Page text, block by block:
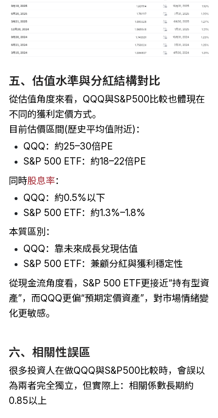
五、估值水準與分紅結構對比
從估值角度來看，QQQ與S&P500比較也體現在
不同的獲利定價方式。
目前估價區間(歷史平均值附近)：
QQQ：約25–30倍PE
S&P 500 ETF：約18–22倍PE
同時股息率：
QQQ：約0.5%以下
S&P 500 ETF：約1.3%–1.8%
本質區別：
QQQ：靠未來成長兌現估值
S&P 500 ETF：兼顧分紅與獲利穩定性
從現金流角度看，S&P 500 ETF更接近“持有型資
產”，而QQQ更偏“預期定價資產”，對市場情緒變
化更敏感。
六、相關性誤區
很多投資人在做QQQ與S&P500比較時，會誤以
為兩者完全獨立，但實際上：相關係數長期約
0.85以上